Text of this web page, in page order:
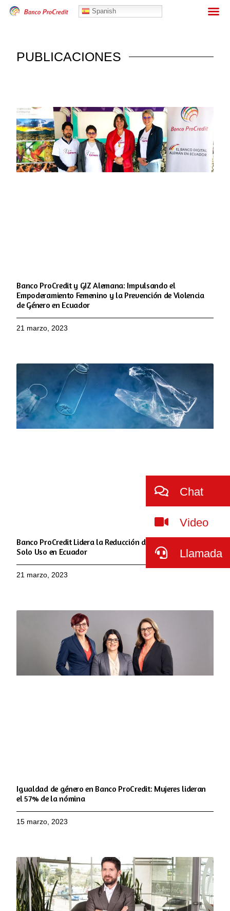
Spanish
PUBLICACIONES
Banco ProCredit y GIZ Alemana: Impulsando el
Empoderamiento Femenino y la Prevención de Violencia
de Género en Ecuador
21 marzo, 2023
Banco ProCredit Lidera la Reducción del Plástico de Un
Solo Uso en Ecuador
21 marzo, 2023
Igualdad de género en Banco ProCredit: Mujeres lideran
el 57% de la nómina
15 marzo, 2023
Chat
Video
Llamada